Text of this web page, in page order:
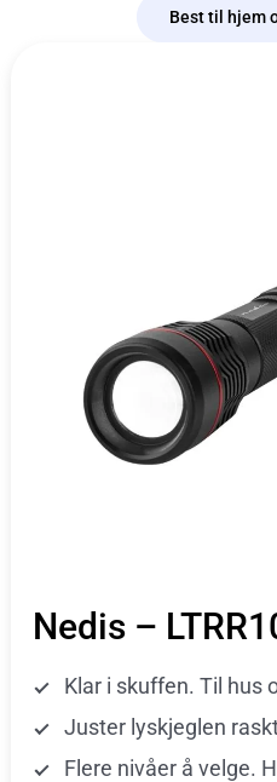
Best til hjem
Nedis –
Klar i skuffen. Til hus
Juster lyskjeglen
Flere nivåer å velge.